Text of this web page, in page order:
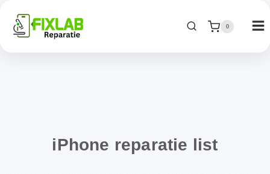
0
iPhone reparatie list